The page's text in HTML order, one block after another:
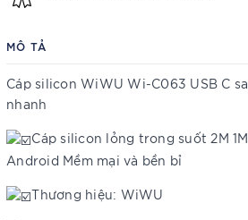
MÔ TẢ
Cáp silicon WiWU Wi-C063 USB C
nhanh
Cáp silicon lỏng trong suốt 2M
Android Mềm mại và bền bỉ
Thương hiệu: WiWU